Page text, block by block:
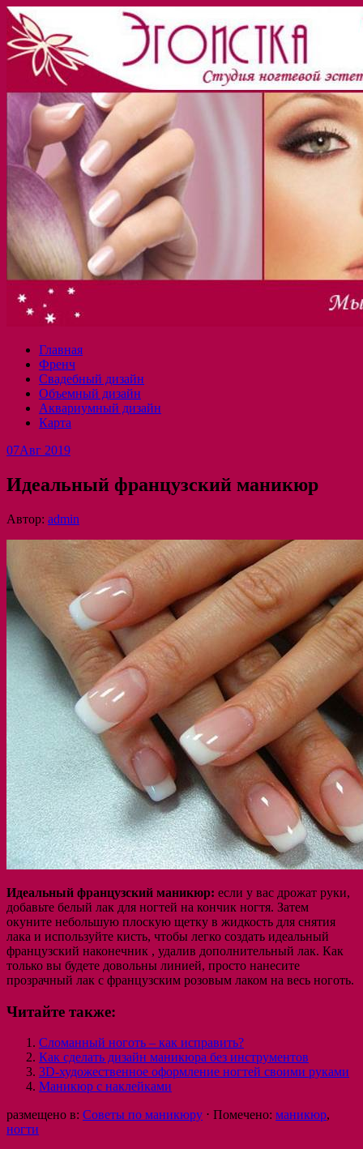
Главная
Френч
Свадебный дизайн
Объемный дизайн
Аквариумный дизайн
Карта
07Авг 2019
Идеальный французский маникюр
Автор: admin
Идеальный французский маникюр: если у вас дрожат руки,
добавьте белый лак для ногтей на кончик ногтя. Затем
окуните небольшую плоскую щетку в жидкость для снятия
лака и используйте кисть, чтобы легко создать идеальный
французский наконечник , удалив дополнительный лак. Как
только вы будете довольны линией, просто нанесите
прозрачный лак с французским розовым лаком на весь ноготь.
Читайте также:
Сломанный ноготь – как исправить?
Как сделать дизайн маникюра без инструментов
3D-художественное оформление ногтей своими руками
Маникюр с наклейками
размещено в: Советы по маникюру ⋅ Помечено: маникюр,
ногти